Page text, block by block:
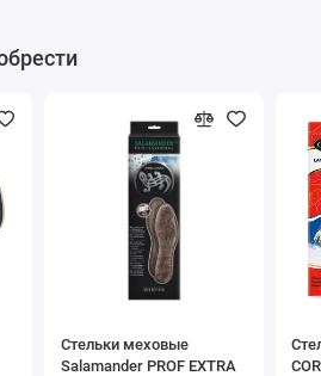
Стельки меховые
Salamander PROF EXTRA